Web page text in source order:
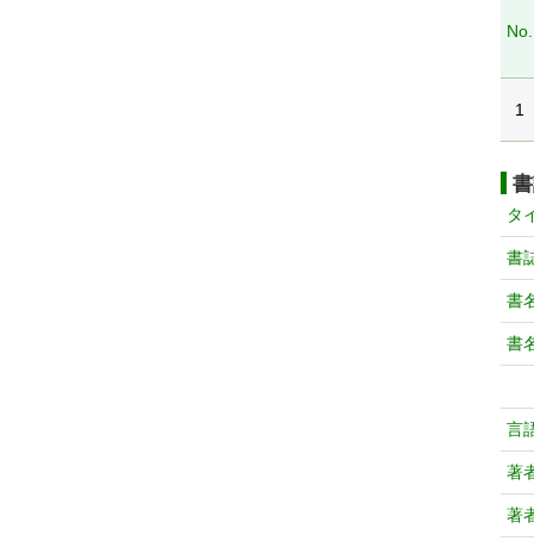
No.
1
タ
書
書
書
言
著
著